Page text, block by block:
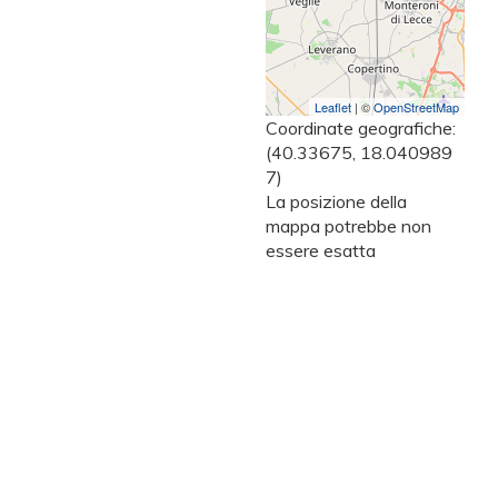
Leaflet | ©OpenStreetMap
Coordinate geografiche:
(40.33675, 18.040989
7)
La posizione della
mappa potrebbe non
essere esatta